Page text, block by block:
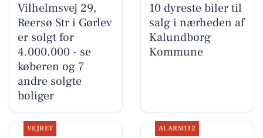
Vilhelmsvej 29,
Reersø Str i Gørlev
er solgt for
4.000.000 - se
køberen og 7
andre solgte
boliger
10 dyreste biler til
salg i nærheden af
Kalundborg
Kommune
VEJRET ALARM112